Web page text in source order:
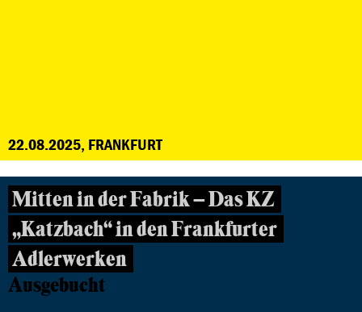
22.08.2025, FRANKFURT
Mitten in der Fabrik – Das KZ
„Katzbach“ in den Frankfurter
Adlerwerken
Ausgebucht